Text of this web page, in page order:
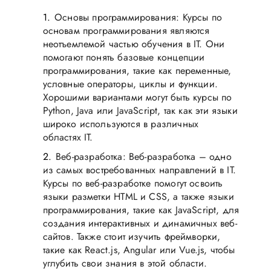
Основы программирования: Курсы по
основам программирования являются
неотъемлемой частью обучения в IT. Они
помогают понять базовые концепции
программирования, такие как переменные,
условные операторы, циклы и функции.
Хорошими вариантами могут быть курсы по
Python, Java или JavaScript, так как эти языки
широко используются в различных
областях IT.
Веб-разработка: Веб-разработка – одно
из самых востребованных направлений в IT.
Курсы по веб-разработке помогут освоить
языки разметки HTML и CSS, а также языки
программирования, такие как JavaScript, для
создания интерактивных и динамичных веб-
сайтов. Также стоит изучить фреймворки,
такие как React.js, Angular или Vue.js, чтобы
углубить свои знания в этой области.